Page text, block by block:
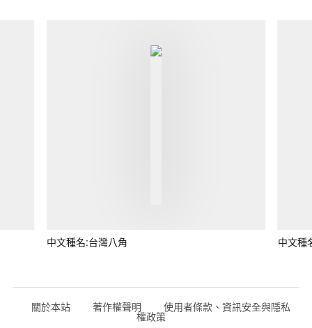
中文種名:台灣八角 中文種
關於本站 著作權聲明 使用者條款、資訊安全與隱私
權政策